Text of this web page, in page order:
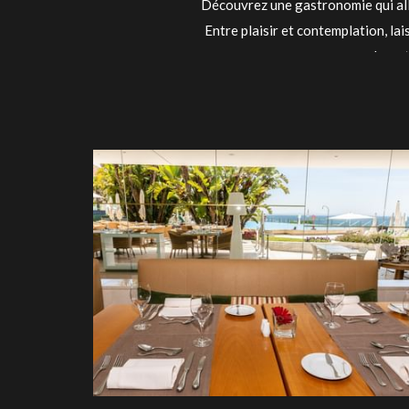
Découvrez une gastronomie qui
Entre plaisir et contemplation,
bar